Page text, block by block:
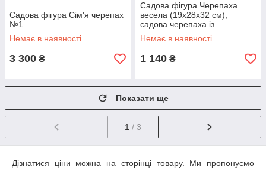
Садова фігура Сім'я черепах
№1
Немає в наявності
3 300 ₴
Садова фігура Черепаха
весела (19х28х32 см),
садова черепаха із
полістоуну, садово-паркові
фігури
Немає в наявності
1 140 ₴
Показати ще
1 / 3
Дізнатися ціни можна на сторінці товару. Ми пропонуємо